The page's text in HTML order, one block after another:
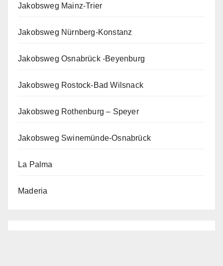
Jakobsweg Mainz-Trier
Jakobsweg Nürnberg-Konstanz
Jakobsweg Osnabrück -Beyenburg
Jakobsweg Rostock-Bad Wilsnack
Jakobsweg Rothenburg – Speyer
Jakobsweg Swinemünde-Osnabrück
La Palma
Maderia